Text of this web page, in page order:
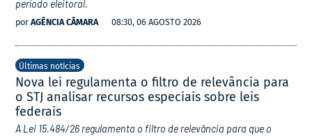
período eleitoral.
por AGÊNCIA CÂMARA 08:30, 06 AGOSTO 2026
Últimas notícias
Nova lei regulamenta o filtro de relevância para
o STJ analisar recursos especiais sobre leis
federais
A Lei 15.484/26 regulamenta o filtro de relevância para que o